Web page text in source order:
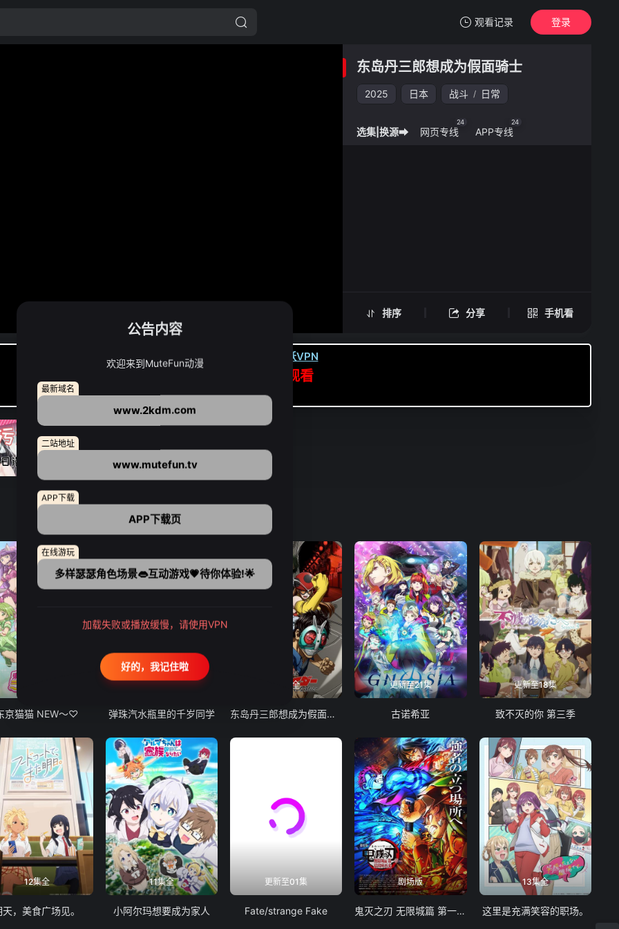
观看记录
我的观影记录
东岛丹三郎想成为假面骑士
登录
东岛丹三郎想成为假面骑士
2025 日本 战斗 / 日常
排序 分享 手机看
选集|换源➡ 网页专线
24
APP专线
24
卡顿请翻墙(亚洲节点优先): 下载虎跃VPN
APP高速专线可前往APP观看
点我下载APP（仅安卓/苹果暂无）
京猫猫 NEW～♡
13集全
弹珠汽水瓶里的千岁同学
24集全
东岛丹三郎想成为假面骑士
更新至21集
古诺希亚
更新至18集
致不灭的你 第三季
12集全
天，美食广场见。
11集全
小阿尔玛想要成为家人
更新至01集
Fate/strange Fake
剧场版
鬼灭之刃 无限城篇 第一章 猗窝座再袭
13集全
这里是充满笑容的职场。
公告内容
欢迎来到MuteFun动漫
最新域名
www.2kdm.com
二站地址
www.mutefun.tv
APP下载
APP下载页
在线游玩
多样瑟瑟角色场景👄互动游戏💗待你体验!🌟
加载失败或播放缓慢，请使用VPN
好的，我记住啦